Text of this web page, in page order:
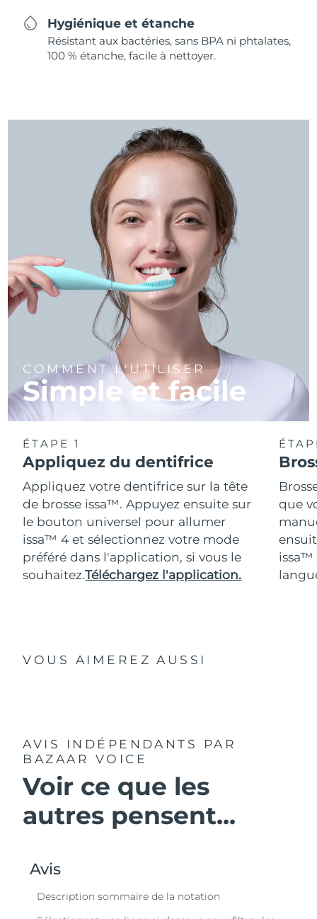
Hygiénique et étanche
Résistant aux bactéries, sans BPA ni phtalates,
100 % étanche, facile à nettoyer.
COMMENT L'UTILISER
Simple et facile
ÉTAPE 1
Appliquez du dentifrice
Appliquez votre dentifrice sur la tête
de brosse issa™. Appuyez ensuite sur
le bouton universel pour allumer
issa™ 4 et sélectionnez votre mode
préféré dans l'application, si vous le
souhaitez.Téléchargez l'application.
que
issa™
VOUS AIMEREZ AUSSI
AVIS INDÉPENDANTS
PAR
BAZAAR VOICE
Voir ce que les
autres pensent...